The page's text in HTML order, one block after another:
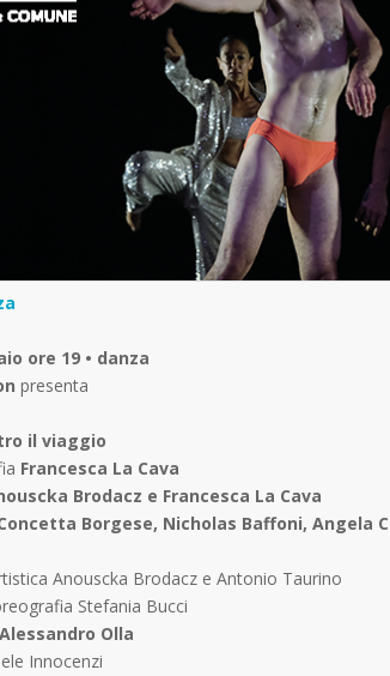
ore 19 • danza
presenta
il viaggio
Francesca La Cava
Brodacz e Francesca La Cava
Borgese, Nicholas Baffoni, Angela
Anouscka Brodacz e Antonio Taurino
Stefania Bucci
Alessandro Olla
Innocenzi